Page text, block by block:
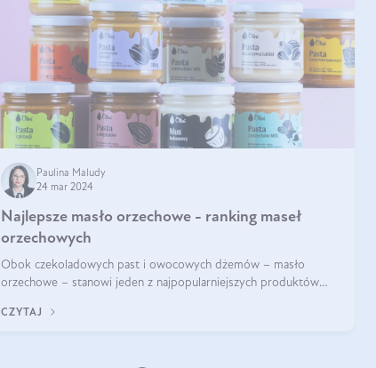
Paulina Maludy
24 mar 2024
Najlepsze masło orzechowe - ranking maseł
orzechowych
Obok czekoladowych past i owocowych dżemów – masło
orzechowe – stanowi jeden z najpopularniejszych produktów
naturalne to skarbnica protein ora
CZYTAJ